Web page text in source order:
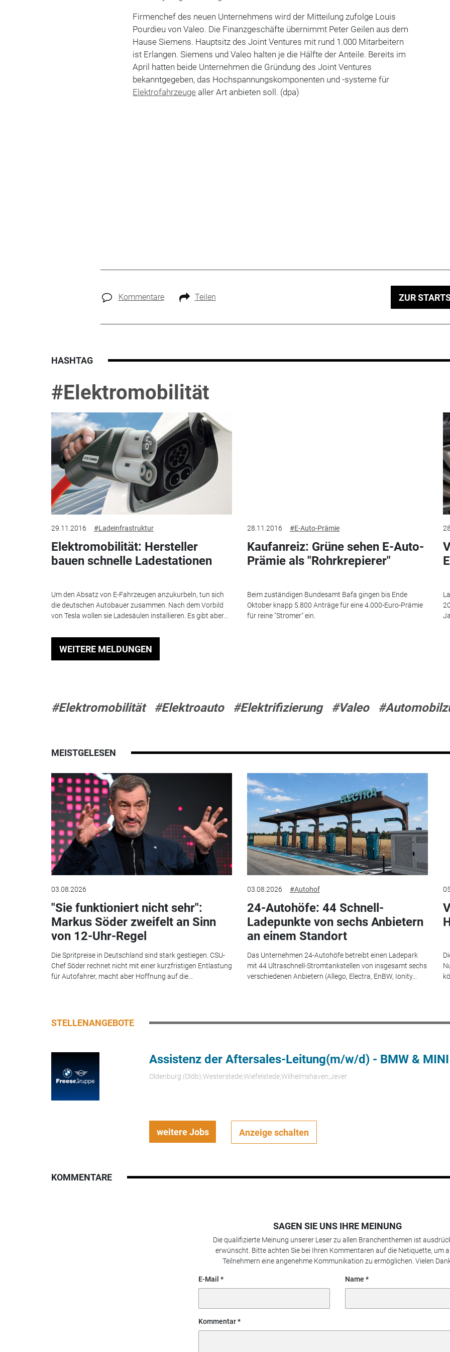
Firmenchef des neuen Unternehmens wird der Mitteilung zufolge Louis
Pourdieu von Valeo. Die Finanzgeschäfte übernimmt Peter Geilen aus dem
Hause Siemens. Hauptsitz des Joint Ventures mit rund 1.000 Mitarbeitern
ist Erlangen. Siemens und Valeo halten je die Hälfte der Anteile. Bereits im
April hatten beide Unternehmen die Gründung des Joint Ventures
bekanntgegeben, das Hochspannungskomponenten und -systeme für
Elektrofahrzeuge aller Art anbieten soll. (dpa)
Kommentare Teilen ZUR
HASHTAG
#Elektromobilität
29.11.2016 #Ladeinfrastruktur
Elektromobilität: Hersteller
bauen schnelle Ladestationen
Um den Absatz von E-Fahrzeugen anzukurbeln, tun sich
die deutschen Autobauer zusammen. Nach dem Vorbild
von Tesla wollen sie Ladesäulen installieren. Es gibt aber...
28.11.2016 #E-Auto-Prämie
Kaufanreiz: Grüne sehen E-Auto-
Prämie als "Rohrkrepierer"
Beim zuständigen Bundesamt Bafa gingen bis Ende
Oktober knapp 5.800 Anträge für eine 4.000-Euro-Prämie
für reine "Stromer" ein.
WEITERE MELDUNGEN
#Elektromobilität #Elektroauto #Elektrifizierung #Valeo
MEISTGELESEN
03.08.2026
"Sie funktioniert nicht sehr":
Markus Söder zweifelt an Sinn
von 12-Uhr-Regel
Die Spritpreise in Deutschland sind stark gestiegen. CSU-
Chef Söder rechnet nicht mit einer kurzfristigen Entlastung
für Autofahrer, macht aber Hoffnung auf die...
03.08.2026 #Autohof
24-Autohöfe: 44 Schnell-
Ladepunkte von sechs Anbietern
an einem Standort
Das Unternehmen 24-Autohöfe betreibt einen Ladepark
mit 44 Ultraschnell-Stromtankstellen von insgesamt sechs
verschiedenen Anbietern (Allego, Electra, EnBW, Ionity...
STELLENANGEBOTE
Assistenz der Aftersales-Leitung(m/w/d) - BMW & MINI
Oldenburg (Oldb);Westerstede;Wiefelstede;Wilhelmshaven;Jever
weitere Jobs Anzeige schalten
KOMMENTARE
SAGEN SIE UNS IHRE MEINUNG
Die qualifizierte Meinung unserer Leser zu allen Branchenthemen ist
erwünscht. Bitte achten Sie bei Ihren Kommentaren auf die Netiquette, um
Teilnehmern eine angenehme Kommunikation zu ermöglichen. Vielen
E-Mail Name
Kommentar